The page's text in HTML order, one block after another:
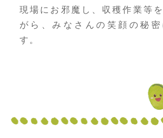
現場にお邪魔し、収穫作業等
がら、みなさんの笑顔の秘密
す。